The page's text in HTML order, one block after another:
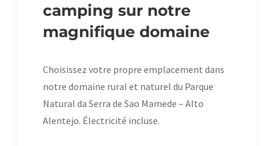
camping sur notre
magnifique domaine
Choisissez votre propre emplacement dans
notre domaine rural et naturel du Parque
Natural da Serra de Sao Mamede – Alto
Alentejo. Électricité incluse.